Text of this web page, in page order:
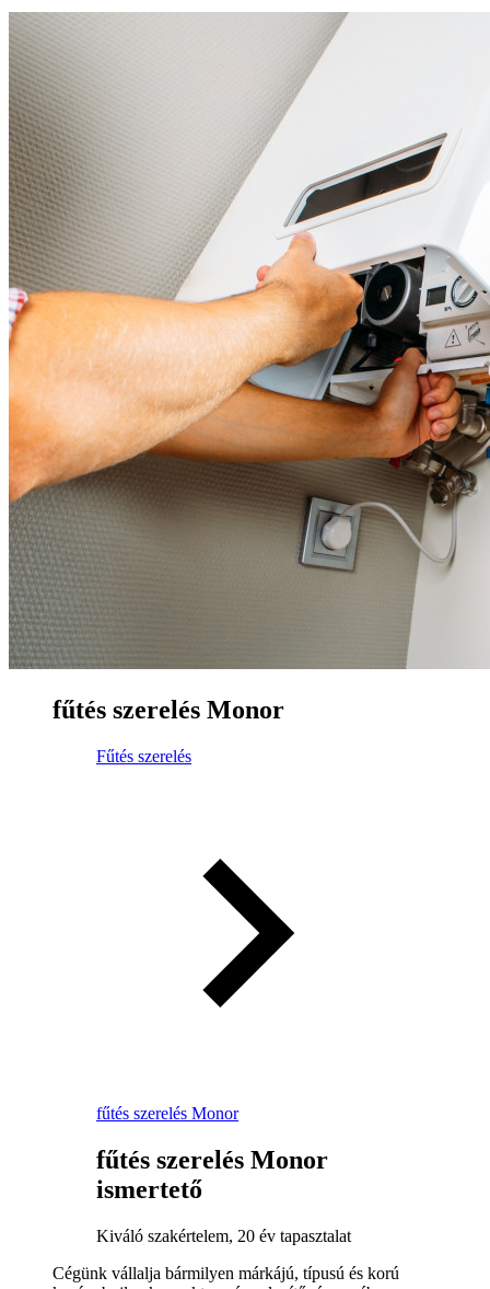
fűtés szerelés Monor
Fűtés szerelés
fűtés szerelés Monor
fűtés szerelés Monor
ismertető
Kiváló szakértelem, 20 év tapasztalat
Cégünk vállalja bármilyen márkájú, típusú és korú